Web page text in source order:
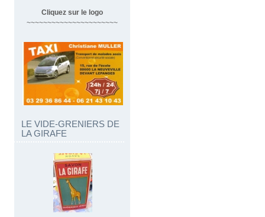
Cliquez sur le logo
~~~~~~~~~~~~~~~~~~~~~~
LE VIDE-GRENIERS DE
LA GIRAFE